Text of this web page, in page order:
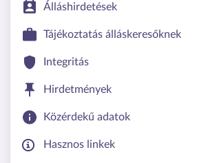
Álláshirdetések
Tájékoztatás álláskeresőknek
Integritás
Hirdetmények
Közérdekű adatok
Hasznos linkek